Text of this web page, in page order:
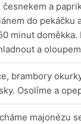
česnekem a
do pekáčku
minut
a
brambory
Osolíme a
majonézu